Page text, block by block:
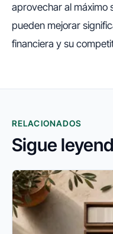
aprovechar al máximo
pueden mejorar
financiera y su
RELACIONADOS
Sigue